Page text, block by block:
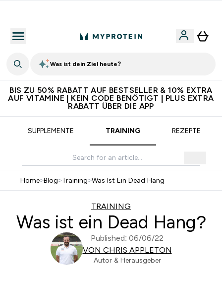
Was ist dein Ziel heute?
BIS ZU 50% RABATT AUF BESTSELLER & 10% EXTRA
AUF VITAMINE | KEIN CODE BENÖTIGT | PLUS EXTRA
RABATT ÜBER DIE APP
SUPPLEMENTE TRAINING REZEPTE
Home>Blog>Training>Was Ist Ein Dead Hang
TRAINING
Was ist ein Dead Hang?
Published: 06/06/22
VON CHRIS APPLETON
Autor & Herausgeber